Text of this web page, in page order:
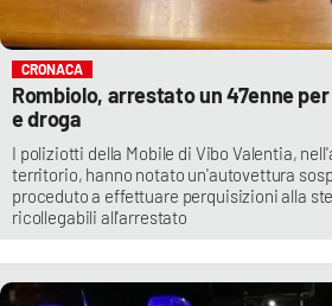
CRONACA
Rombiolo, arrestato un 47enne
e droga
I poliziotti della Mobile di Vibo Valentia,
territorio, hanno notato un'autovettura
proceduto a effettuare perquisizioni alla
ricollegabili all'arrestato